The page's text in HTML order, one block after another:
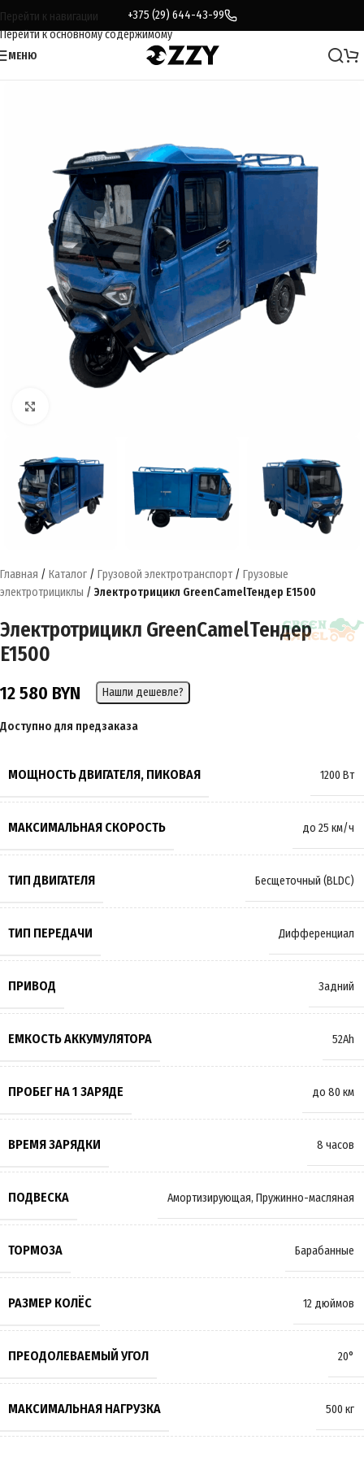
Перейти к навигации
Перейти к основному содержимому
+375 (29) 644-43-99
МЕНЮ
Главная / Каталог / Грузовой электротранспорт/ Грузовые
электротрициклы / Электротрицикл GreenCamelТендер E1500
Электротрицикл GreenCamelТендер
E1500
12 580 BYN Нашли дешевле?
Доступно для предзаказа
МОЩНОСТЬ ДВИГАТЕЛЯ, ПИКОВАЯ 1200 Вт
МАКСИМАЛЬНАЯ СКОРОСТЬ до 25 км/ч
ТИП ДВИГАТЕЛЯ Бесщеточный (BLDC)
ТИП ПЕРЕДАЧИ Дифференциал
ПРИВОД Задний
ЕМКОСТЬ АККУМУЛЯТОРА 52Ah
ПРОБЕГ НА 1 ЗАРЯДЕ до 80 км
ВРЕМЯ ЗАРЯДКИ 8 часов
ПОДВЕСКА Амортизирующая, Пружинно-масляная
ТОРМОЗА Барабанные
РАЗМЕР КОЛЁС 12 дюймов
ПРЕОДОЛЕВАЕМЫЙ УГОЛ 20°
МАКСИМАЛЬНАЯ НАГРУЗКА 500 кг